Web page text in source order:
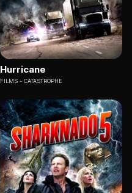
Hurricane
FILMS CATASTROPHE